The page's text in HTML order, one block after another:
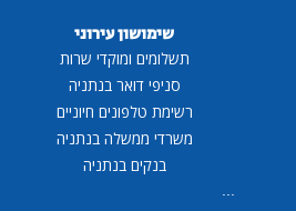
שימושון עירוני
תשלומים ומוקדי שרות
סניפי דואר בנתניה
רשימת טלפונים חיוניים
משרדי ממשלה בנתניה
בנקים בנתניה
...